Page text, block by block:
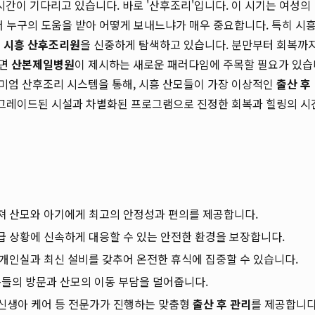
이 기다리고 있습니다. 바로 '산후조리'입니다. 이 시기는 여성의
구의 도움을 받아 어떻게 보내느냐가 매우 중요합니다. 특히 시흥
시흥 산후조리원을 신중하게 탐색하고 있습니다. 분만부터 회복까
산본제일병원이 제시하는 새로운 패러다임에 주목할 필요가 있습
산후조리 시스템을 통해, 시흥 산모들이 가장 이상적인 출산 후
이드된 시설과 차별화된 프로그램으로 진정한 회복과 힐링의 시
모와 아기에게 최고의 안정성과 편의를 제공합니다.
황에 신속하게 대응할 수 있는 안전한 환경을 보장합니다.
실과 최신 설비를 갖추어 온전한 휴식에 집중할 수 있습니다.
의 방문과 산모의 이동 부담을 덜어줍니다.
아 케어 등 전문가가 진행하는 맞춤형 출산 후 관리를 제공합니